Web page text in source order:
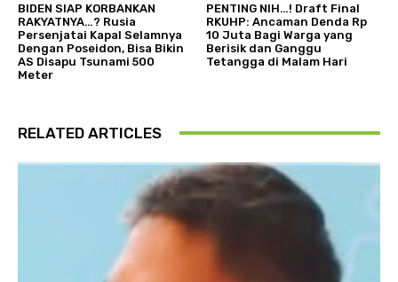
BIDEN SIAP KORBANKAN
RAKYATNYA…? Rusia
Persenjatai Kapal Selamnya
Dengan Poseidon, Bisa Bikin
AS Disapu Tsunami 500
Meter
PENTING NIH…! Draft Final
RKUHP: Ancaman Denda Rp
10 Juta Bagi Warga yang
Berisik dan Ganggu
Tetangga di Malam Hari
RELATED ARTICLES